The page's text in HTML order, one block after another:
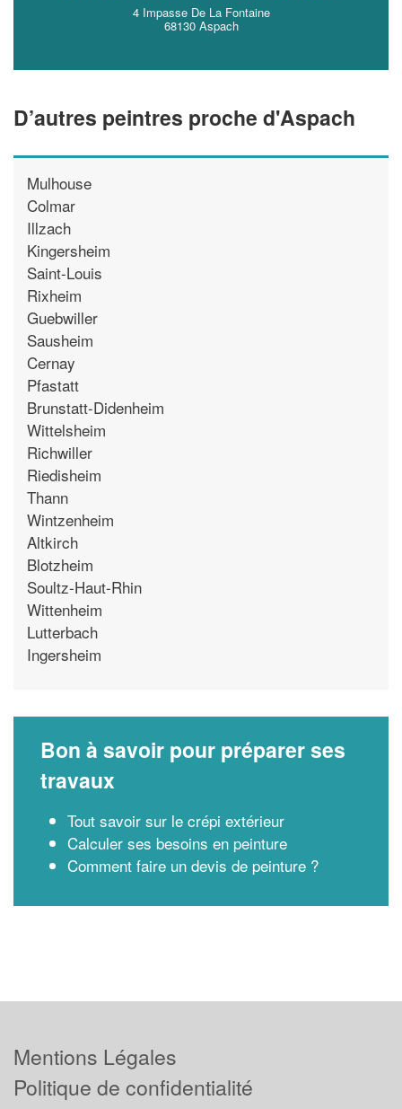
4 Impasse De La Fontaine
68130 Aspach
D’autres peintres proche d'Aspach
Mulhouse
Colmar
Illzach
Kingersheim
Saint-Louis
Rixheim
Guebwiller
Sausheim
Cernay
Pfastatt
Brunstatt-Didenheim
Wittelsheim
Richwiller
Riedisheim
Thann
Wintzenheim
Altkirch
Blotzheim
Soultz-Haut-Rhin
Wittenheim
Lutterbach
Ingersheim
Bon à savoir pour préparer ses
travaux
Tout savoir sur le crépi extérieur
Calculer ses besoins en peinture
Comment faire un devis de peinture ?
Mentions Légales
Politique de confidentialité